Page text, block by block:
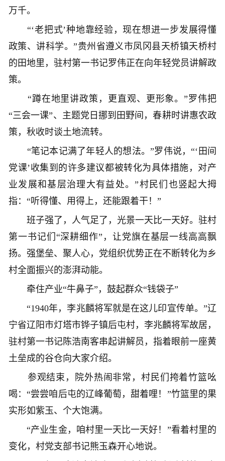
万千。
“‘老把式’种地靠经验，现在想进一步发展得懂
政策、讲科学。”贵州省遵义市凤冈县天桥镇天桥村
的田地里，驻村第一书记罗伟正在向年轻党员讲解政
策。
“蹲在地里讲政策，更直观、更形象。”罗伟把
“三会一课”、主题党日挪到田野间，春耕时讲惠农政
策，秋收时谈土地流转。
“笔记本记满了年轻人的想法。”罗伟说，“‘田间
党课’收集到的许多建议都被转化为具体措施，对产
业发展和基层治理大有益处。”村民们也竖起大拇
指：“听得懂、用得上，还能跟着干！”
班子强了，人气足了，光景一天比一天好。驻村
第一书记们“深耕细作”，让党旗在基层一线高高飘
扬。强堡垒、聚人心，党组织优势正在不断转化为乡
村全面振兴的澎湃动能。
牵住产业“牛鼻子”，鼓起群众“钱袋子”
“1940年，李兆麟将军就是在这儿印宣传单。”辽
宁省辽阳市灯塔市铧子镇后屯村，李兆麟将军故居，
驻村第一书记陈浩南客串起讲解员，指着眼前一座黄
土垒成的谷仓向大家介绍。
参观结束，院外热闹非常，村民们挎着竹篮吆
喝：“尝尝咱后屯的辽峰葡萄，甜着哩！”竹篮里的果
实形如紫玉、个大饱满。
“产业生金，咱村里一天比一天好！”看着村里的
变化，村党支部书记熊玉森开心地说。